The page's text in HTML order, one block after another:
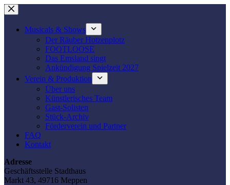
Zum
Inhalt
springenMusicals & Shows
Der Räuber Hotzenplotz
FOOTLOOSE
Das Emsland singt
Ankündigung Spielzeit 2027
Verein & Produktion
Über uns
Künstlerisches Team
Gast-Solisten
Stück-Archiv
Förderverein und Partner
FAQ
Kontakt
Adresse
Geschäftsstelle Stadthaus
Markt 43, 49716 Meppen